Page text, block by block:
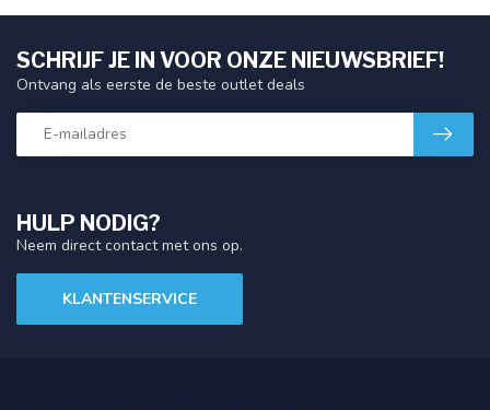
HULP NODIG?
Neem direct contact met ons op.
KLANTENSERVICE
SCHRIJF JE IN VOOR ONZE NIEUWSBRIEF!
Ontvang als eerste de beste outlet deals